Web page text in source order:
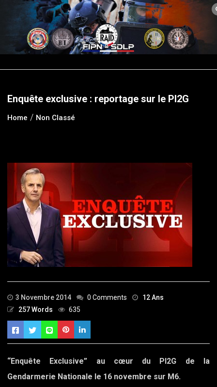
content
Enquête exclusive : reportage sur le PI2G
Home Non Classé
3 Novembre 2014 0 Comments
12 Ans
257 Words
635
“Enquête Exclusive” au cœur du PI2G de la
Gendarmerie Nationale le 16 novembre sur M6.